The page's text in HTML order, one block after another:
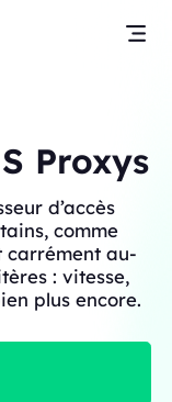
Proxys
d’accès
comme
carrément au-
: vitesse,
plus encore.